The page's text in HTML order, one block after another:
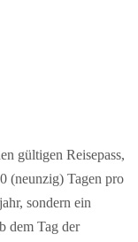
gültigen Reisepass,
(neunzig) Tagen pro
sondern ein
dem Tag der